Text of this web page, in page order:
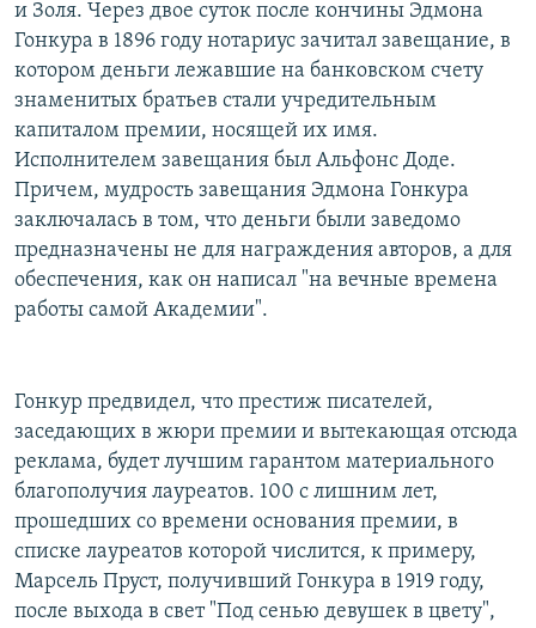
и Золя. Через двое суток после кончины Эдмона
Гонкура в 1896 году нотариус зачитал завещание, в
котором деньги лежавшие на банковском счету
знаменитых братьев стали учредительным
капиталом премии, носящей их имя.
Исполнителем завещания был Альфонс Доде.
Причем, мудрость завещания Эдмона Гонкура
заключалась в том, что деньги были заведомо
предназначены не для награждения авторов, а для
обеспечения, как он написал "на вечные времена
работы самой Академии".
Гонкур предвидел, что престиж писателей,
заседающих в жюри премии и вытекающая отсюда
реклама, будет лучшим гарантом материального
благополучия лауреатов. 100 с лишним лет,
прошедших со времени основания премии, в
списке лауреатов которой числится, к примеру,
Марсель Пруст, получивший Гонкура в 1919 году,
после выхода в свет "Под сенью девушек в цвету",